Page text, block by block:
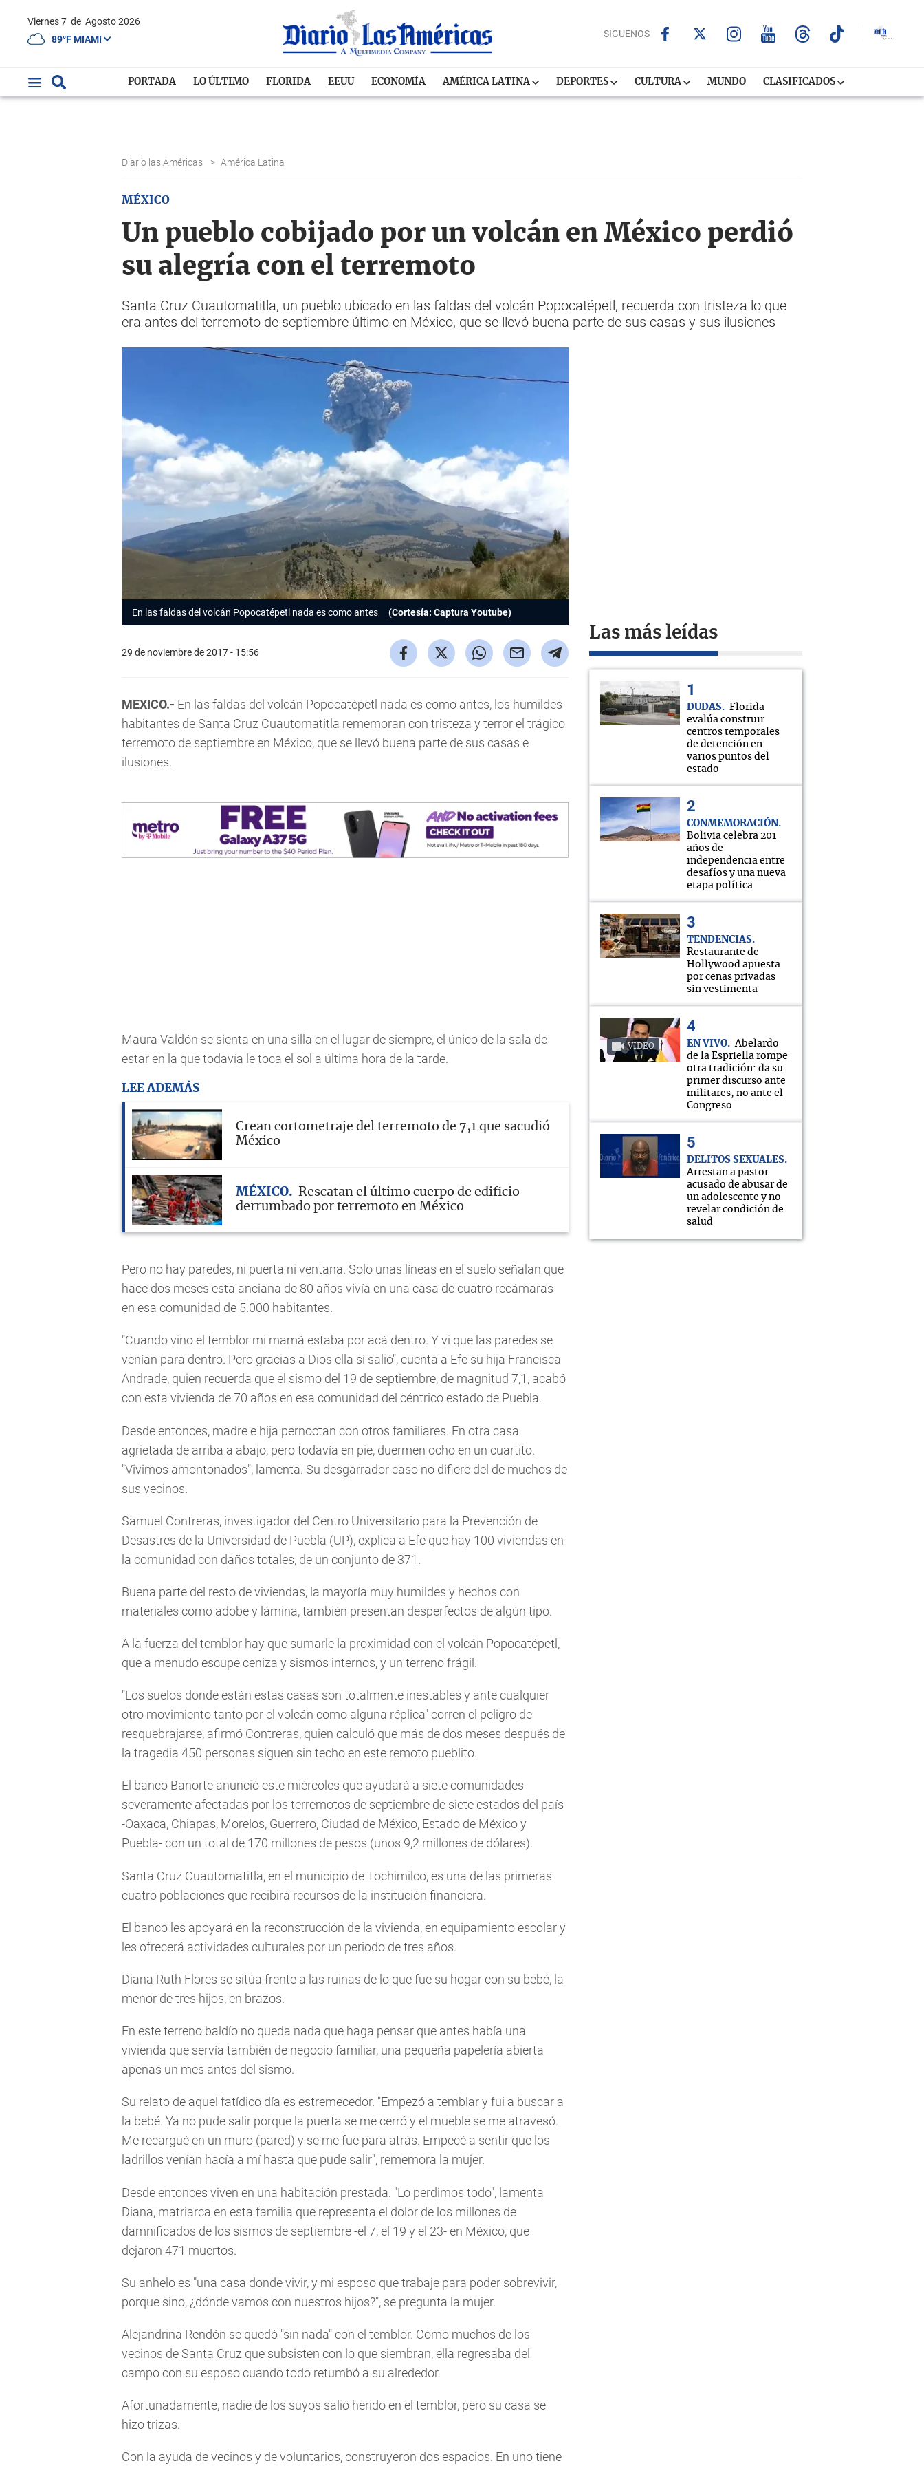
Viernes 7 de Agosto 2026
89°F MIAMI
SIGUENOS
PORTADA LO ÚLTIMO FLORIDA EEUU ECONOMÍA AMÉRICA LATINA DEPORTES CULTURA MUNDO CLASIFICADOS
Diario las Américas > América Latina
MÉXICO
Un pueblo cobijado por un volcán en México perdió
su alegría con el terremoto
Santa Cruz Cuautomatitla, un pueblo ubicado en las faldas del volcán Popocatépetl, recuerda con tristeza lo que
era antes del terremoto de septiembre último en México, que se llevó buena parte de sus casas y sus ilusiones
En las faldas del volcán Popocatépetl nada es como antes (Cortesía: Captura Youtube)
29 de noviembre de 2017 - 15:56
MEXICO.- En las faldas del volcán Popocatépetl nada es como antes, los humildes
habitantes de Santa Cruz Cuautomatitla rememoran con tristeza y terror el trágico
terremoto de septiembre en México, que se llevó buena parte de sus casas e
ilusiones.
Maura Valdón se sienta en una silla en el lugar de siempre, el único de la sala de
estar en la que todavía le toca el sol a última hora de la tarde.
LEE ADEMÁS
Crean cortometraje del terremoto de 7,1 que sacudió
México
MÉXICO
Rescatan el último cuerpo de edificio
derrumbado por terremoto en México
Pero no hay paredes, ni puerta ni ventana. Solo unas líneas en el suelo señalan que
hace dos meses esta anciana de 80 años vivía en una casa de cuatro recámaras
en esa comunidad de 5.000 habitantes.
"Cuando vino el temblor mi mamá estaba por acá dentro. Y vi que las paredes se
venían para dentro. Pero gracias a Dios ella sí salió", cuenta a Efe su hija Francisca
Andrade, quien recuerda que el sismo del 19 de septiembre, de magnitud 7,1, acabó
con esta vivienda de 70 años en esa comunidad del céntrico estado de Puebla.
Desde entonces, madre e hija pernoctan con otros familiares. En otra casa
agrietada de arriba a abajo, pero todavía en pie, duermen ocho en un cuartito.
"Vivimos amontonados", lamenta. Su desgarrador caso no difiere del de muchos de
sus vecinos.
Samuel Contreras, investigador del Centro Universitario para la Prevención de
Desastres de la Universidad de Puebla (UP), explica a Efe que hay 100 viviendas en
la comunidad con daños totales, de un conjunto de 371.
Buena parte del resto de viviendas, la mayoría muy humildes y hechos con
materiales como adobe y lámina, también presentan desperfectos de algún tipo.
A la fuerza del temblor hay que sumarle la proximidad con el volcán Popocatépetl,
que a menudo escupe ceniza y sismos internos, y un terreno frágil.
"Los suelos donde están estas casas son totalmente inestables y ante cualquier
otro movimiento tanto por el volcán como alguna réplica" corren el peligro de
resquebrajarse, afirmó Contreras, quien calculó que más de dos meses después de
la tragedia 450 personas siguen sin techo en este remoto pueblito.
El banco Banorte anunció este miércoles que ayudará a siete comunidades
severamente afectadas por los terremotos de septiembre de siete estados del país
-Oaxaca, Chiapas, Morelos, Guerrero, Ciudad de México, Estado de México y
Puebla- con un total de 170 millones de pesos (unos 9,2 millones de dólares).
Santa Cruz Cuautomatitla, en el municipio de Tochimilco, es una de las primeras
cuatro poblaciones que recibirá recursos de la institución financiera.
El banco les apoyará en la reconstrucción de la vivienda, en equipamiento escolar y
les ofrecerá actividades culturales por un periodo de tres años.
Diana Ruth Flores se sitúa frente a las ruinas de lo que fue su hogar con su bebé, la
menor de tres hijos, en brazos.
En este terreno baldío no queda nada que haga pensar que antes había una
vivienda que servía también de negocio familiar, una pequeña papelería abierta
apenas un mes antes del sismo.
Su relato de aquel fatídico día es estremecedor. "Empezó a temblar y fui a buscar a
la bebé. Ya no pude salir porque la puerta se me cerró y el mueble se me atravesó.
Me recargué en un muro (pared) y se me fue para atrás. Empecé a sentir que los
ladrillos venían hacía a mí hasta que pude salir", rememora la mujer.
Desde entonces viven en una habitación prestada. "Lo perdimos todo", lamenta
Diana, matriarca en esta familia que representa el dolor de los millones de
damnificados de los sismos de septiembre -el 7, el 19 y el 23- en México, que
dejaron 471 muertos.
Su anhelo es "una casa donde vivir, y mi esposo que trabaje para poder sobrevivir,
porque sino, ¿dónde vamos con nuestros hijos?", se pregunta la mujer.
Alejandrina Rendón se quedó "sin nada" con el temblor. Como muchos de los
vecinos de Santa Cruz que subsisten con lo que siembran, ella regresaba del
campo con su esposo cuando todo retumbó a su alrededor.
Afortunadamente, nadie de los suyos salió herido en el temblor, pero su casa se
hizo trizas.
Con la ayuda de vecinos y de voluntarios, construyeron dos espacios. En uno tiene
Las más leídas
DUDAS
Florida
evalúa construir
centros temporales
de detención en
varios puntos del
estado
CONMEMORACIÓN
Bolivia celebra 201
años de
independencia entre
desafíos y una nueva
etapa política
TENDENCIAS
Restaurante de
Hollywood apuesta
por cenas privadas
sin vestimenta
VIDEO EN VIVO
Abelardo
de la Espriella rompe
otra tradición: da su
primer discurso ante
militares, no ante el
Congreso
DELITOS SEXUALES
Arrestan a pastor
acusado de abusar de
un adolescente y no
revelar condición de
salud